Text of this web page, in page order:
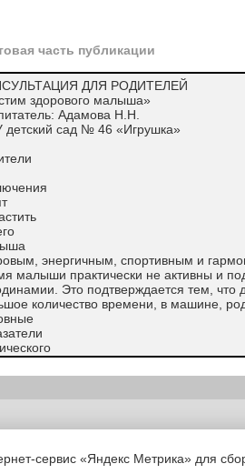
часть публикации
ДЛЯ РОДИТЕЛЕЙ
здорового малыша»
Адамова Н.Н.
сад № 46 «Игрушка»
энергичным, спортивным и
малыши практически не активны и
Это подтверждается тем, что
количество времени, в машине,
дома имеются предметы и игрушки,
Copyright (c) |
сервис «Яндекс Метрика» для